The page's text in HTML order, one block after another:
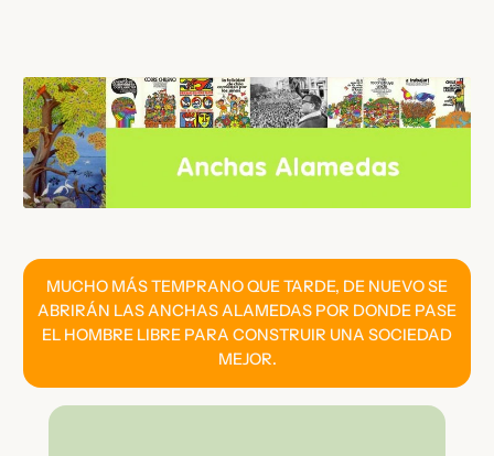
contenido
MUCHO MÁS TEMPRANO QUE TARDE, DE NUEVO SE
ABRIRÁN LAS ANCHAS ALAMEDAS POR DONDE PASE
EL HOMBRE LIBRE PARA CONSTRUIR UNA SOCIEDAD
MEJOR.